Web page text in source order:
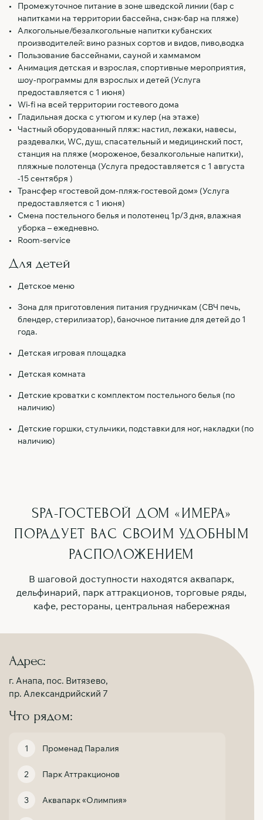
Промежуточное питание в зоне шведской линии (бар с
напитками на территории бассейна, снэк-бар на пляже)
Алкогольные/безалкогольные напитки кубанских
производителей: вино разных сортов и видов, пиво,водка
Пользование бассейнами, сауной и хаммамом
Анимация детская и взрослая, спортивные мероприятия,
шоу-программы для взрослых и детей (Услуга
предоставляется с 1 июня)
Wi-fi на всей территории гостевого дома
Гладильная доска с утюгом и кулер (на этаже)
Частный оборудованный пляж: настил, лежаки, навесы,
раздевалки, WC, душ, спасательный и медицинский пост,
станция на пляже (мороженое, безалкогольные напитки),
пляжные полотенца (Услуга предоставляется с 1 августа
-15 сентября )
Трансфер «гостевой дом-пляж-гостевой дом» (Услуга
предоставляется с 1 июня)
Смена постельного белья и полотенец 1р/3 дня, влажная
уборка – ежедневно.
Room-service
Для детей
Детское меню
Зона для приготовления питания грудничкам (СВЧ печь,
блендер, стерилизатор), баночное питание для детей до 1
года.
Детская игровая площадка
Детская комната
Детские кроватки с комплектом постельного белья (по
наличию)
Детские горшки, стульчики, подставки для ног, накладки (по
наличию)
SPA-ГОСТЕВОЙ ДОМ «ИМЕРА»
ПОРАДУЕТ ВАС СВОИМ УДОБНЫМ
РАСПОЛОЖЕНИЕМ
В шаговой доступности находятся аквапарк,
дельфинарий, парк аттракционов, торговые ряды,
кафе, рестораны, центральная набережная
Адрес:
г. Анапа, пос. Витязево,
пр. Александрийский 7
Что рядом:
Променад Паралия
Парк Аттракционов
Аквапарк «Олимпия»